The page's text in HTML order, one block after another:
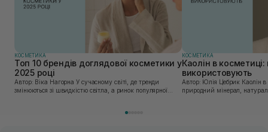
КОСМЕТИКА
Топ 10 брендів доглядової косметики у
2025 році
Автор: Віка Нагорна У сучасному світі, де тренди
змінюються зі швидкістю світла, а ринок популярної
КОСМЕТИКА
Каолін в
використовують
Автор: Юлія Цебрик Каолін в косметології – це
природний мінерал,